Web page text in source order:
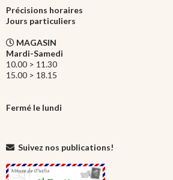
Précisions horaires
Jours particuliers
MAGASIN
Mardi-Samedi
10.00 > 11.30
15.00 > 18.15
Fermé le lundi
Suivez nos publications!